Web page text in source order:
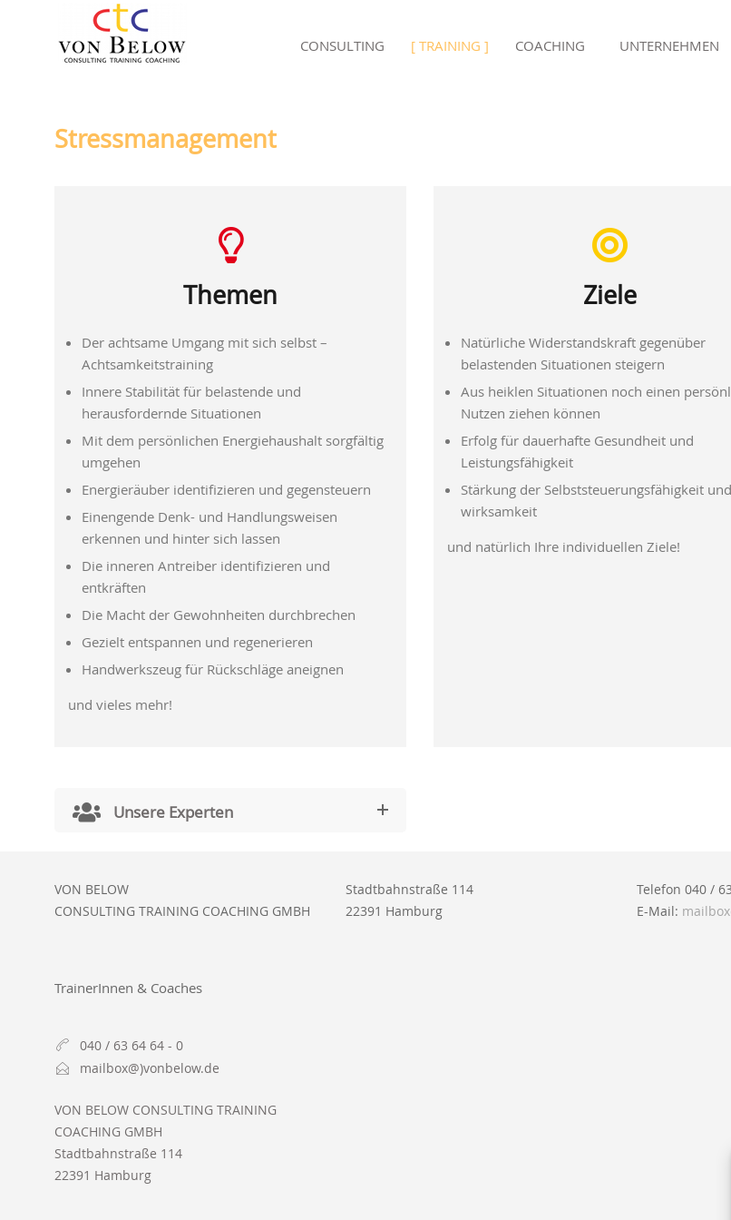
CONSULTING TRAINING COACHING UNTERNEHMEN
Stressmanagement
Themen
Der achtsame Umgang mit sich selbst –
Achtsamkeitstraining
Innere Stabilität für belastende und
herausfordernde Situationen
Mit dem persönlichen Energiehaushalt sorgfältig
umgehen
Energieräuber identifizieren und gegensteuern
Einengende Denk- und Handlungsweisen
erkennen und hinter sich lassen
Die inneren Antreiber identifizieren und
entkräften
Die Macht der Gewohnheiten durchbrechen
Gezielt entspannen und regenerieren
Handwerkszeug für Rückschläge aneignen
und vieles mehr!
Ziele
Natürliche Widerstandskraft gegenüber
belastenden Situationen steigern
Aus heiklen Situationen noch einen
Nutzen ziehen können
Erfolg für dauerhafte Gesundheit und
Leistungsfähigkeit
Stärkung der Selbststeuerungsfähigkeit
wirksamkeit
und natürlich Ihre individuellen Ziele!
Unsere Experten
VON BELOW
CONSULTING TRAINING COACHING GMBH
TrainerInnen & Coaches
040 / 63 64 64 - 0
mailbox@)vonbelow.de
VON BELOW CONSULTING TRAINING
COACHING GMBH
Stadtbahnstraße 114
22391 Hamburg
Stadtbahnstraße 114
22391 Hamburg
Telefon 040 /
E-Mail: